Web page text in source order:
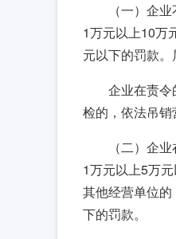
（一）企
1万元以上10万
元以下的罚款
企业在责
检的，依法吊销
（二）企
1万元以上5万
其他经营单位
下的罚款。